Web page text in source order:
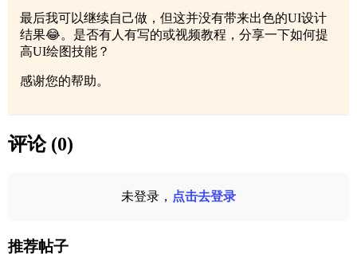
最后我可以继续自己做，但这并没有带来出色的UI设计
结果😂。是否有人有写的或视频教程，分享一下如何提
高UI绘图技能？
感谢您的帮助。
评论 (0)
未登录， 点击去登录
推荐帖子